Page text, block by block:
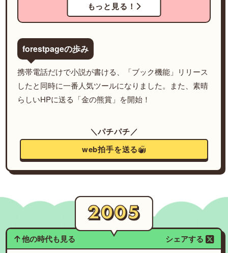
もっと見る！
forestpageの歩み
携帯電話だけで小説が書ける、「ブック機能」リリース
したと同時に一番人気ツールになりました。また、素晴
らしいHPに送る「金の熊賞」を開始！
＼パチパチ／
web拍手を送る
他の時代も見る シェアする